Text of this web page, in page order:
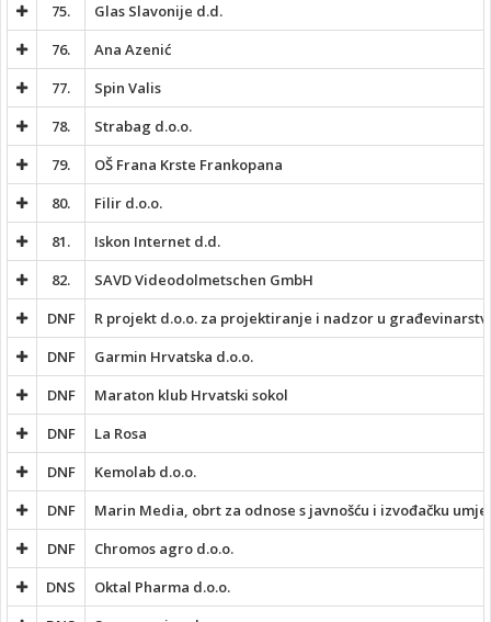
75.
Glas Slavonije d.d.
76.
Ana Azenić
77.
Spin Valis
78.
Strabag d.o.o.
79.
OŠ Frana Krste Frankopana
80.
Filir d.o.o.
81.
Iskon Internet d.d.
82.
SAVD Videodolmetschen GmbH
DNF
R projekt d.o.o. za projektiranje i nadzor u
DNF
Garmin Hrvatska d.o.o.
DNF
Maraton klub Hrvatski sokol
DNF
La Rosa
DNF
Kemolab d.o.o.
DNF
Marin Media, obrt za odnose s javnošću i izvođačku
DNF
Chromos agro d.o.o.
DNS
Oktal Pharma d.o.o.